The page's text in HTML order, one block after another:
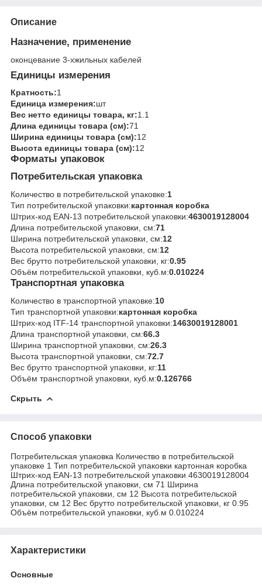
Описание
Назначение, применение
оконцевание 3-хжильных кабелей
Единицы измерения
Кратность:1
Единица измерения:шт
Вес нетто единицы товара, кг:1.1
Длина единицы товара (см):71
Ширина единицы товара (см):12
Высота единицы товара (см):12
Форматы упаковок
Потребительская упаковка
Количество в потребительской упаковке:1
Тип потребительской упаковки:картонная коробка
Штрих-код EAN-13 потребительской упаковки:4630019128004
Длина потребительской упаковки, см:71
Ширина потребительской упаковки, см:12
Высота потребительской упаковки, см:12
Вес брутто потребительской упаковки, кг:0.95
Объём потребительской упаковки, куб.м:0.010224
Транспортная упаковка
Количество в транспортной упаковке:10
Тип транспортной упаковки:картонная коробка
Штрих-код ITF-14 транспортной упаковки:14630019128001
Длина транспортной упаковки, см:66.3
Ширина транспортной упаковки, см:26.3
Высота транспортной упаковки, см:72.7
Вес брутто транспортной упаковки, кг:11
Объём транспортной упаковки, куб.м:0.126766
Скрыть
Способ упаковки
Потребительская упаковка Количество в потребительской
упаковке 1 Тип потребительской упаковки картонная коробка
Штрих-код EAN-13 потребительской упаковки 4630019128004
Длина потребительской упаковки, см 71 Ширина
потребительской упаковки, см 12 Высота потребительской
упаковки, см 12 Вес брутто потребительской упаковки, кг 0.95
Объём потребительской упаковки, куб.м 0.010224
Характеристики
Основные